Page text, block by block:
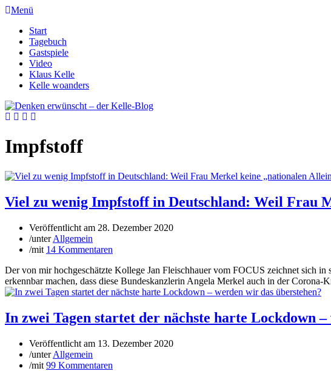
Menü
Start
Tagebuch
Gastspiele
Video
Klaus Kelle
Kelle woanders
Impfstoff
Viel zu wenig Impfstoff in Deutschland: Weil Frau
Veröffentlicht am 28. Dezember 2020
/unterAllgemein
/mit 14 Kommentaren
Der von mir hochgeschätzte Kollege Jan Fleischhauer vom FOCUS zeichnet sich
erkennbar machen, dass diese Bundeskanzlerin Angela Merkel auch in der Corona-
In zwei Tagen startet der nächste harte Lockdown
Veröffentlicht am 13. Dezember 2020
/unterAllgemein
/mit 99 Kommentaren